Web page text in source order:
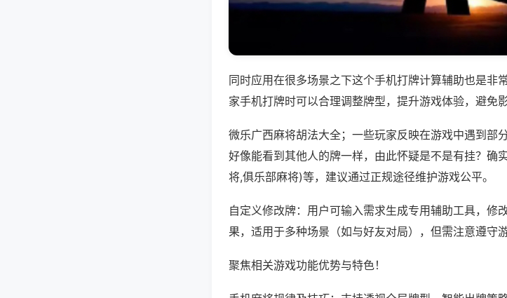
同时应用在很多场景之下这个手机打牌计算辅助也是非
家手机打牌时可以合理调整牌型，提升游戏体验，避免
微乐广西麻将胡法大全；一些玩家反映在游戏中遇到部
好像能看到其他人的牌一样，由此怀疑是不是有挂？确
将,俱乐部麻将)等，建议通过正规途径维护游戏公平。
自定义修改牌：用户可输入需求生成专用辅助工具，修
果，适用于多种场景（如与好友对局），但需注意遵守
聚焦相关游戏功能优势与特色！